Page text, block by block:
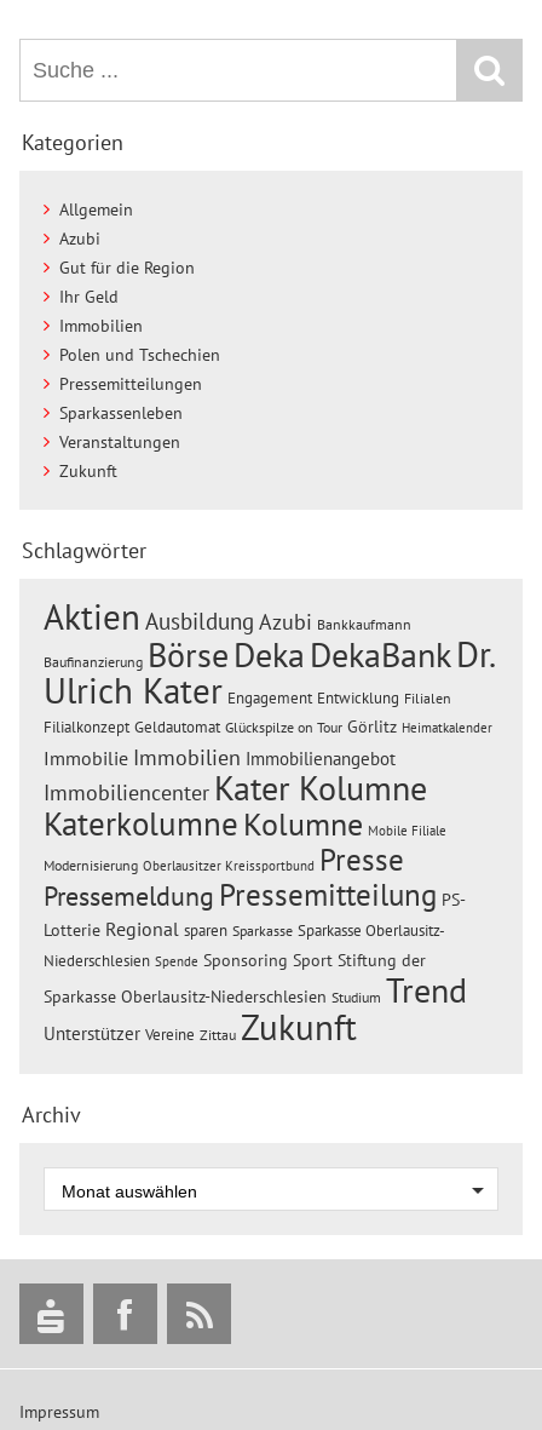
Kategorien
Allgemein
Azubi
Gut für die Region
Ihr Geld
Immobilien
Polen und Tschechien
Pressemitteilungen
Sparkassenleben
Veranstaltungen
Zukunft
Schlagwörter
Aktien Ausbildung Azubi Bankkaufmann
Baufinanzierung BörseDeka DekaBankDr.
Ulrich Kater Engagement Entwicklung Filialen
Filialkonzept Geldautomat Glückspilze on Tour Görlitz Heimatkalender
Immobilie Immobilien Immobilienangebot
Immobiliencenter Kater Kolumne
Katerkolumne Kolumne Mobile Filiale
Modernisierung Oberlausitzer Kreissportbund Presse
Pressemeldung Pressemitteilung PS-
Lotterie Regional sparen Sparkasse Sparkasse Oberlausitz-
Niederschlesien Spende Sponsoring Sport Stiftung der
Sparkasse Oberlausitz-Niederschlesien Studium Trend
Unterstützer Vereine Zittau Zukunft
Archiv
Impressum